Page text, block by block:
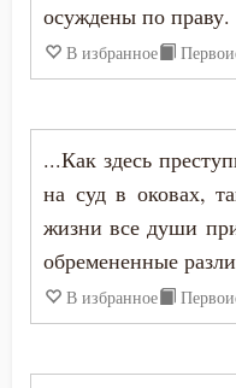
осуждены по праву.
В избранное
...Как здесь
на суд в оковах,
жизни все души
обремененные
В избранное